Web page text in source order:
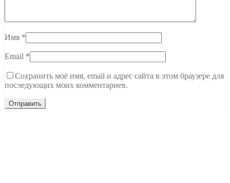
Имя *
Email *
Сохранить моё имя, email и адрес сайта в этом браузере для
последующих моих комментариев.